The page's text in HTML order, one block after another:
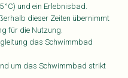
°C) und ein Erlebnisbad.
dieser Zeiten übernimmt
für die Nutzung.
das Schwimmbad
um das Schwimmbad strikt